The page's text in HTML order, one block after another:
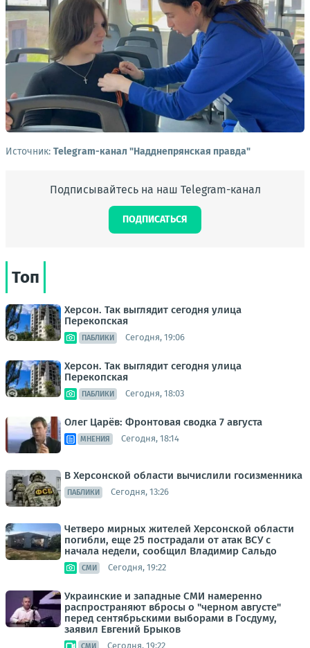
Источник: Telegram-канал "Надднепрянская правда"
Подписывайтесь на наш Telegram-канал
ПОДПИСАТЬСЯ
Топ
Херсон. Так выглядит сегодня улица
Перекопская
ПАБЛИКИ Сегодня, 19:06
Херсон. Так выглядит сегодня улица
Перекопская
ПАБЛИКИ Сегодня, 18:03
Олег Царёв: Фронтовая сводка 7 августа
МНЕНИЯ Сегодня, 18:14
В Херсонской области вычислили госизменника
ПАБЛИКИ Сегодня, 13:26
Четверо мирных жителей Херсонской области
погибли, еще 25 пострадали от атак ВСУ с
начала недели, сообщил Владимир Сальдо
СМИ Сегодня, 19:22
Украинские и западные СМИ намеренно
распространяют вбросы о "черном августе"
перед сентябрьскими выборами в Госдуму,
заявил Евгений Брыков
СМИ Сегодня, 19:22